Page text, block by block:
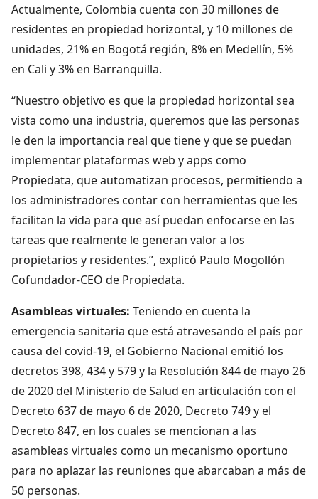
Actualmente, Colombia cuenta con 30 millones de
residentes en propiedad horizontal, y 10 millones de
unidades, 21% en Bogotá región, 8% en Medellín, 5%
en Cali y 3% en Barranquilla.
“Nuestro objetivo es que la propiedad horizontal sea
vista como una industria, queremos que las personas
le den la importancia real que tiene y que se puedan
implementar plataformas web y apps como
Propiedata, que automatizan procesos, permitiendo a
los administradores contar con herramientas que les
facilitan la vida para que así puedan enfocarse en las
tareas que realmente le generan valor a los
propietarios y residentes.”, explicó Paulo Mogollón
Cofundador-CEO de Propiedata.
Asambleas virtuales: Teniendo en cuenta la
emergencia sanitaria que está atravesando el país por
causa del covid-19, el Gobierno Nacional emitió los
decretos 398, 434 y 579 y la Resolución 844 de mayo 26
de 2020 del Ministerio de Salud en articulación con el
Decreto 637 de mayo 6 de 2020, Decreto 749 y el
Decreto 847, en los cuales se mencionan a las
asambleas virtuales como un mecanismo oportuno
para no aplazar las reuniones que abarcaban a más de
50 personas.